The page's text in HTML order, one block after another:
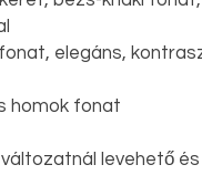
elegáns,
homok fonat
levehető